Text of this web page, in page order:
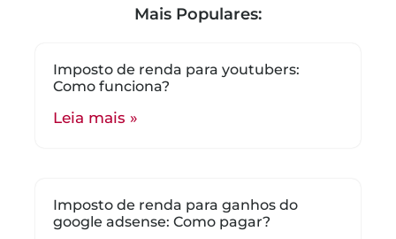
Mais Populares:
Imposto de renda para youtubers:
Como funciona?
Leia mais »
Imposto de renda para ganhos do
google adsense: Como pagar?